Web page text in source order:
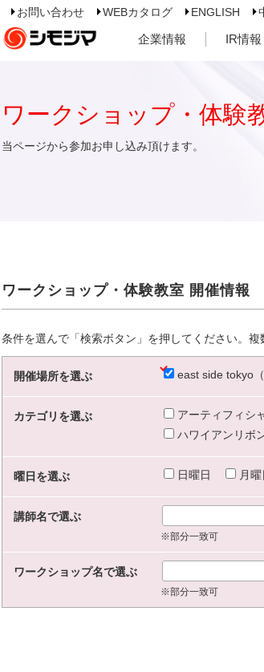
お問い合わせ WEBカタログ ENGLISH
企業情報 IR情報
ワークショップ・体験
当ページから参加お申し込み頂けます。
ワークショップ・体験教室 開催情報
条件を選んで「検索ボタン」を押してください。複
開催場所を選ぶ east side tokyo（
カテゴリを選ぶ アーティフィシ
ハワイアンリボ
曜日を選ぶ 日曜日 月曜
講師名で選ぶ
※部分一致可
ワークショップ名で選ぶ
※部分一致可